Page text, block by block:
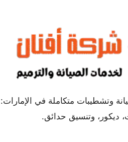
وتشطيبات متكاملة في الإمارات:
ديكور، وتنسيق حدائق.